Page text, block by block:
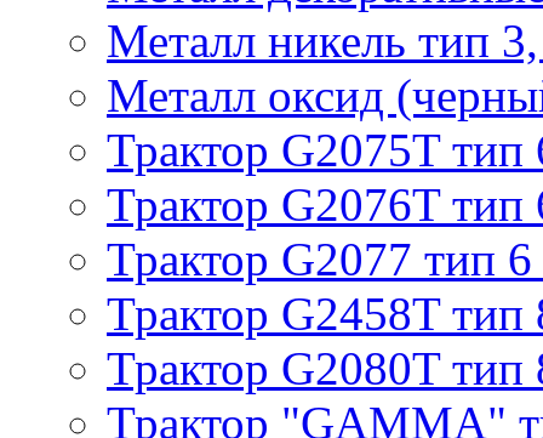
Металл никель тип
Металл оксид
Трактор G2075T тип
Трактор G2076T тип
Трактор G2077 тип 6
Трактор G2458T тип
Трактор G2080T тип
Трактор "GAMMA"